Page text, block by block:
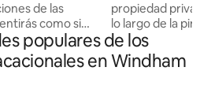
de las
como si
la nada,
regenerarte.
con elementos
propiedad
lo largo de la
de Stratton
parque estatal de
este tranquilo
populares de los
en Windham